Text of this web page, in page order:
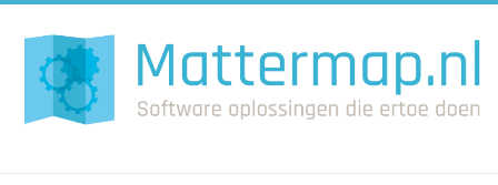
naar
inhoud